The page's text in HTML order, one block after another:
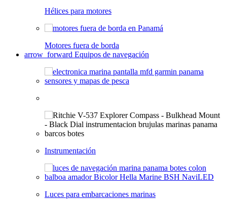
Hélices para motores
Motores fuera de borda
arrow_forward Equipos de navegación
Instrumentación
Luces para embarcaciones marinas